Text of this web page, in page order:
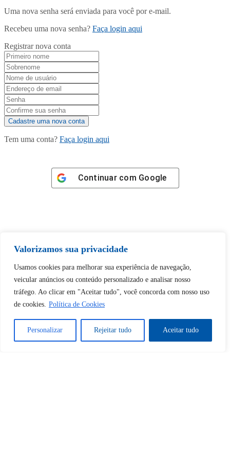
Valorizamos sua privacidade
Usamos cookies para melhorar sua experiência de navegação,
veicular anúncios ou conteúdo personalizado e analisar nosso
tráfego. Ao clicar em "Aceitar tudo", você concorda com nosso uso
de cookies. Política de Cookies
Personalizar Rejeitar tudo Aceitar tudo
Uma nova senha será enviada para você por e-mail.
Recebeu uma nova senha? Faça login aqui
Registrar nova conta
Tem uma conta? Faça login aqui
Continuar com Google
Tem certeza de que deseja
desbloquear esta publicação?
Desbloquear esquerda : 0